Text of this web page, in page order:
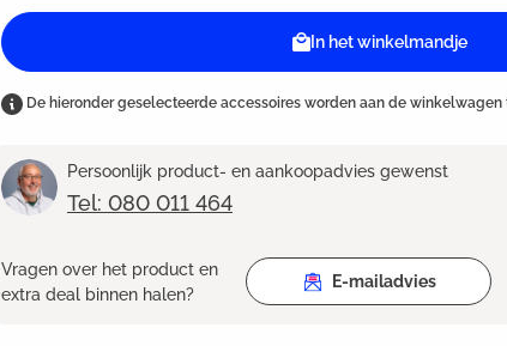
In het winkelmandje
De hieronder geselecteerde accessoires worden aan de
Persoonlijk product- en aankoopadvies gewenst
Tel: 080 011 464
Vragen over het product en
extra deal binnen halen?
E-mailadvies